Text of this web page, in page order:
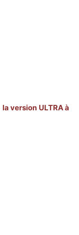
la version ULTRA à